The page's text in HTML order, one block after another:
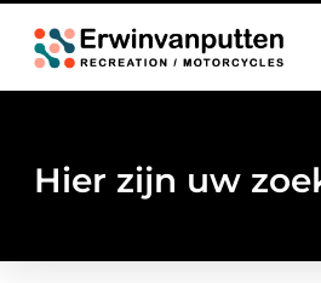
Hier zijn uw